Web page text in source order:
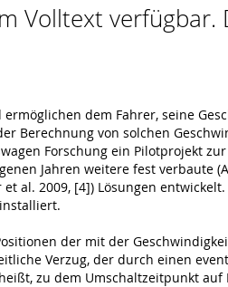
Volltext verfügbar.
dem Fahrer, seine
Berechnung von solchen
Forschung ein Pilotprojekt
Jahren weitere fest verbaute
al. 2009, [4]) Lösungen
der mit der
Verzug, der durch einen
zu dem Umschaltzeitpunkt